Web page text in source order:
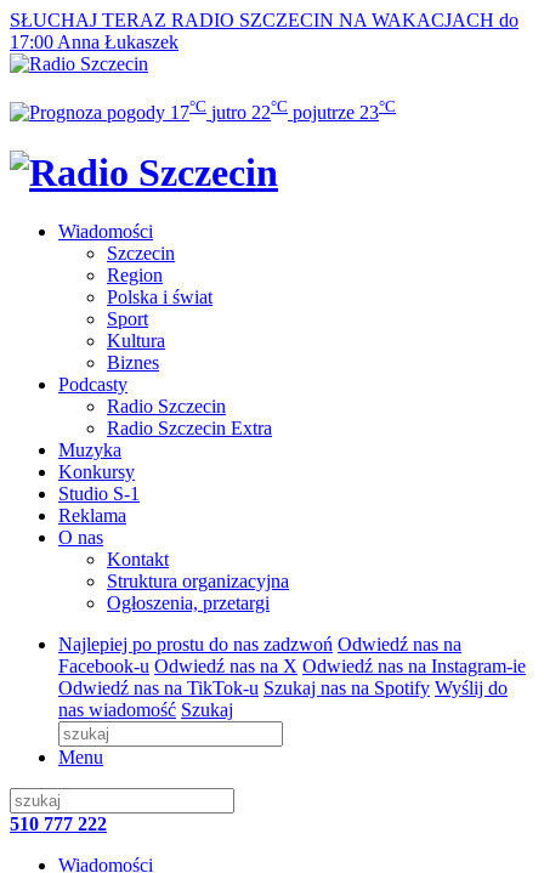
SŁUCHAJ TERAZ RADIO SZCZECIN NA WAKACJACH do
17:00 Anna Łukaszek
17°C jutro 22°C pojutrze 23°C
Wiadomości
Szczecin
Region
Polska i świat
Sport
Kultura
Biznes
Podcasty
Radio Szczecin
Radio Szczecin Extra
Muzyka
Konkursy
Studio S-1
Reklama
O nas
Kontakt
Struktura organizacyjna
Ogłoszenia, przetargi
Najlepiej po prostu do nas zadzwoń Odwiedź nas na
Facebook-u Odwiedź nas na X Odwiedź nas na Instagram-ie
Odwiedź nas na TikTok-u Szukaj nas na Spotify Wyślij do
nas wiadomość Szukaj
Menu
510 777 222
Wiadomości